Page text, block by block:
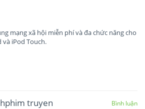
mạng xã hội miễn phí và đa chức năng cho
và iPod Touch.
truyen Bình luận